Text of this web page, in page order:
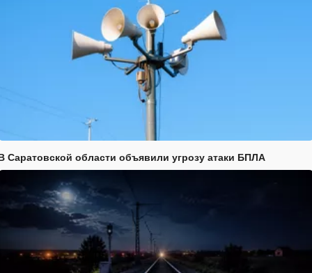
Саратовской области объявили угрозу атаки БПЛА